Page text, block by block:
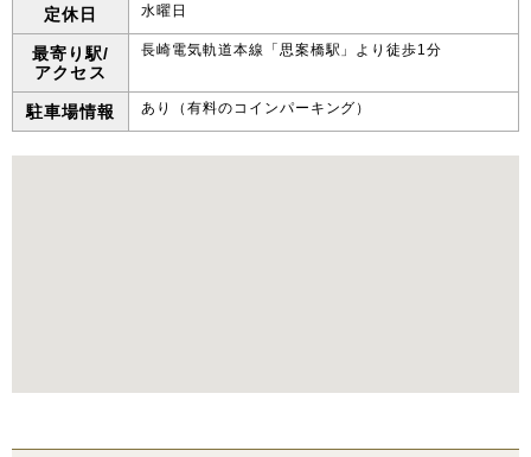
定休日 水曜日
最寄り駅/
アクセス
長崎電気軌道本線「思案橋駅」より徒歩1分
駐車場情報 あり（有料のコインパーキング）